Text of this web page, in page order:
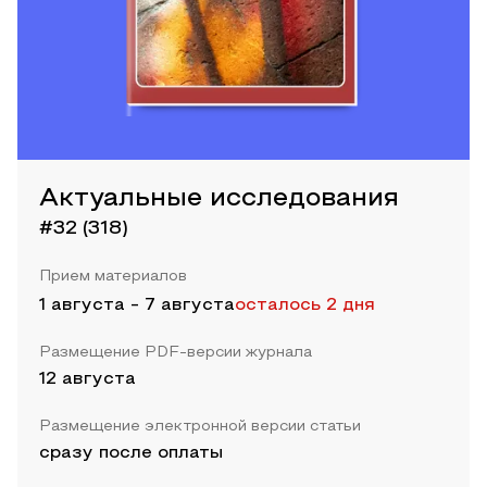
Актуальные исследования
#32 (318)
Прием материалов
1 августа - 7 августаосталось 2 дня
Размещение PDF-версии журнала
12 августа
Размещение электронной версии статьи
сразу после оплаты